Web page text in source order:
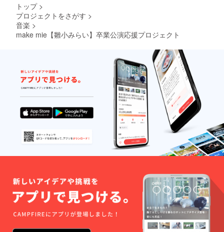
トップ >
プロジェクトをさがす >
音楽 >
make mie【雛小みらい】卒業公演応援プロジェクト